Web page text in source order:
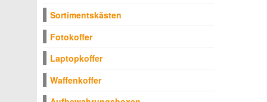
Sortimentskästen
Fotokoffer
Laptopkoffer
Waffenkoffer